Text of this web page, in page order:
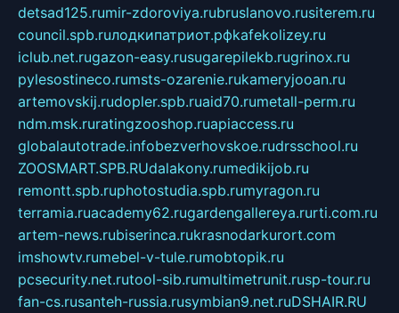
detsad125.rumir-zdoroviya.rubruslanovo.rusiterem.ru
council.spb.ruлодкипатриот.рфkafekolizey.ru
iclub.net.rugazon-easy.rusugarepilekb.rugrinox.ru
pylesostineco.rumsts-ozarenie.rukameryjooan.ru
artemovskij.rudopler.spb.ruaid70.rumetall-perm.ru
ndm.msk.ruratingzooshop.ruapiaccess.ru
globalautotrade.infobezverhovskoe.rudrsschool.ru
ZOOSMART.SPB.RUdalakony.rumedikijob.ru
remontt.spb.ruphotostudia.spb.rumyragon.ru
terramia.ruacademy62.rugardengallereya.rurti.com.ru
artem-news.rubiserinca.rukrasnodarkurort.com
imshowtv.rumebel-v-tule.rumobtopik.ru
pcsecurity.net.rutool-sib.rumultimetrunit.rusp-tour.ru
fan-cs.rusanteh-russia.rusymbian9.net.ruDSHAIR.RU